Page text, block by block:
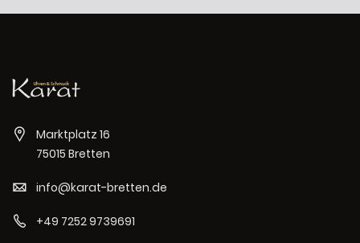
Marktplatz 16
75015 Bretten
info@karat-bretten.de
+49 7252 9739691